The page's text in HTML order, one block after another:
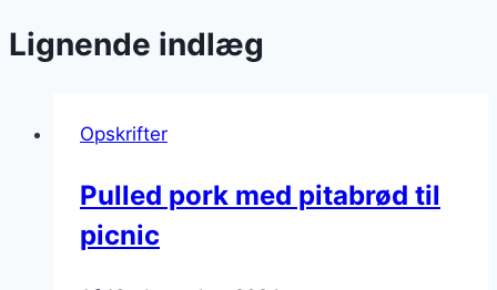
Lignende indlæg
Opskrifter
Pulled pork med pitabrød til
picnic